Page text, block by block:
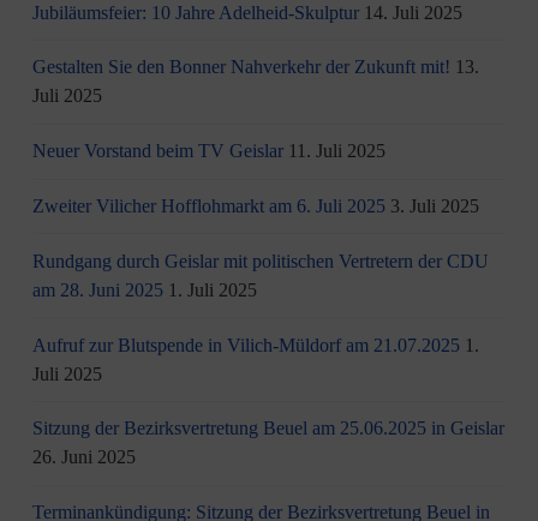
Jubiläumsfeier: 10 Jahre Adelheid-Skulptur 14. Juli 2025
Gestalten Sie den Bonner Nahverkehr der Zukunft mit! 13.
Juli 2025
Neuer Vorstand beim TV Geislar 11. Juli 2025
Zweiter Vilicher Hofflohmarkt am 6. Juli 2025 3. Juli 2025
Rundgang durch Geislar mit politischen Vertretern der CDU
am 28. Juni 2025 1. Juli 2025
Aufruf zur Blutspende in Vilich-Müldorf am 21.07.2025 1.
Juli 2025
Sitzung der Bezirksvertretung Beuel am 25.06.2025 in Geislar
26. Juni 2025
Terminankündigung: Sitzung der Bezirksvertretung Beuel in